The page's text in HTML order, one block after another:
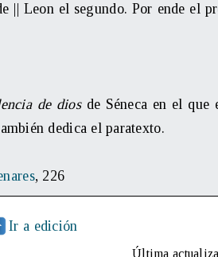
|| Leon el segundo. Por ende el
de diosde Séneca en el que
dedica el paratexto.
, 226
Ir a edición
Última